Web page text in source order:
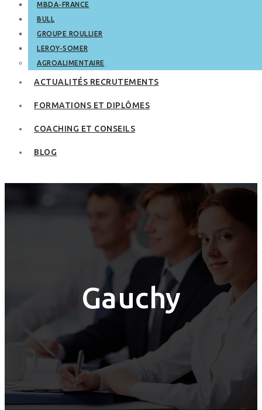
MBDA-FRANCE
BULL
GROUPE ROULLIER
LEROY-SOMER
AGROALIMENTAIRE
ACTUALITÉS RECRUTEMENTS
FORMATIONS ET DIPLÔMES
COACHING ET CONSEILS
BLOG
Gauchy